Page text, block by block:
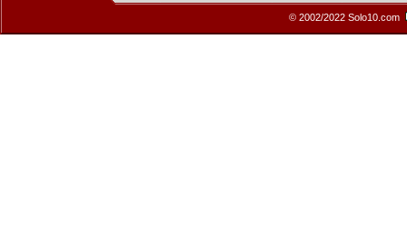
© 2002/2022 Solo10.com